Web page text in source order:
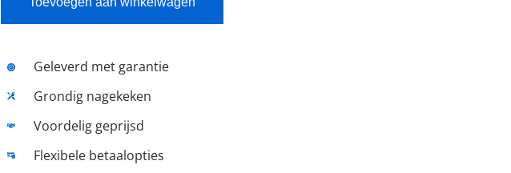
Twilight
Mat
aantal
Geleverd met garantie
Grondig nagekeken
Voordelig geprijsd
Flexibele betaalopties